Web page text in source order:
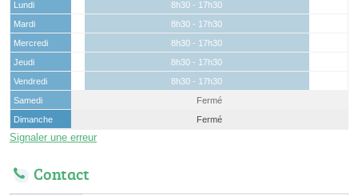
Lundi
8h30 - 17h30
Mardi
8h30 - 17h30
Mercredi
8h30 - 17h30
Jeudi
8h30 - 17h30
Vendredi
8h30 - 17h30
Samedi
Fermé
Dimanche
Fermé
Signaler une erreur
Contact